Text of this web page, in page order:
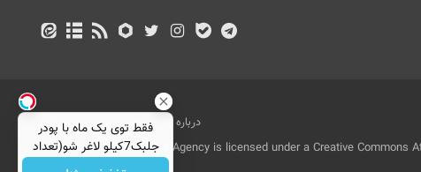
درباره ما تماس با ما
بازرگانی
All Content by Mehr News Agency is licensed under a Creative Commons
License.
فقط توی یک ماه با پودر
جلبک7کیلو لاغر شو(تعداد
محدود)